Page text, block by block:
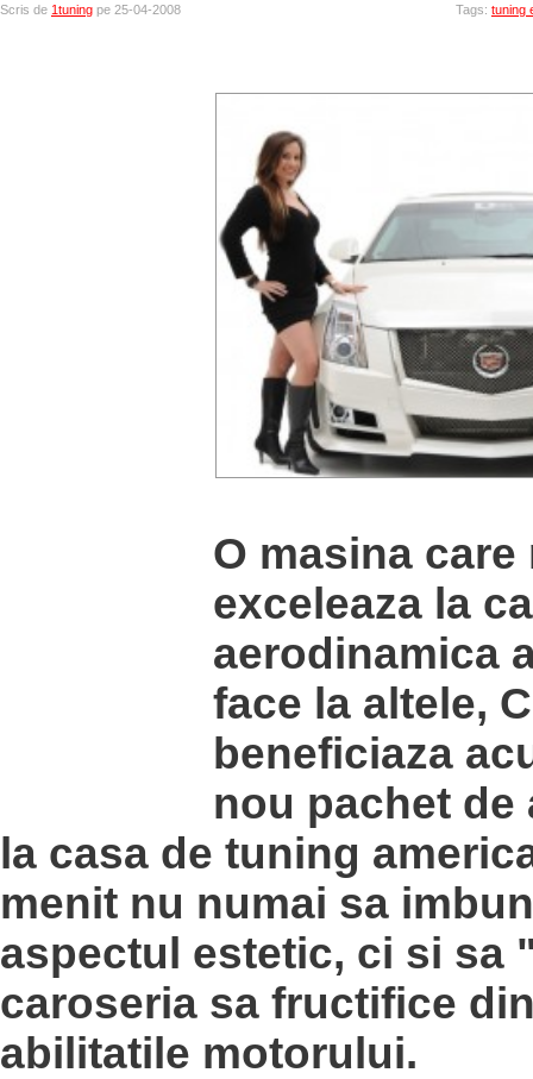
Scris de 1tuning pe 25-04-2008 Tags: tuning
O masina care
exceleaza la
aerodinamica
face la altele,
beneficiaza
nou pachet de
la casa de tuning
menit nu numai sa
aspectul estetic, ci si sa
caroseria sa fructifice
abilitatile motorului.